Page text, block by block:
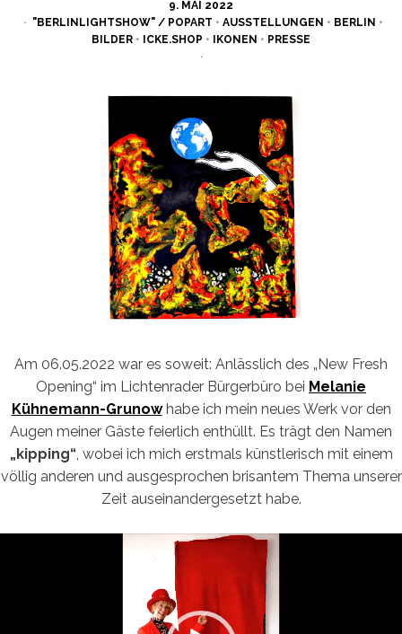
POSTED
ON
9. MAI 2022
"BERLINLIGHTSHOW" / POPART • AUSSTELLUNGEN • BERLIN •
BILDER • ICKE.SHOP • IKONEN • PRESSE
Am 06.05.2022 war es soweit: Anlässlich des „New Fresh
Opening“ im Lichtenrader Bürgerbüro bei Melanie
Kühnemann-Grunowhabe ich mein neues Werk vor den
Augen meiner Gäste feierlich enthüllt. Es trägt den Namen
„kipping“, wobei ich mich erstmals künstlerisch mit einem
völlig anderen und ausgesprochen brisantem Thema unserer
Zeit auseinandergesetzt habe.
Video-